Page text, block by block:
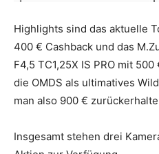
Highlights sind das aktuelle
400 € Cashback und das
F4,5 TC1,25X IS PRO mit
die OMDS als ultimatives
man also 900 €
Insgesamt stehen drei